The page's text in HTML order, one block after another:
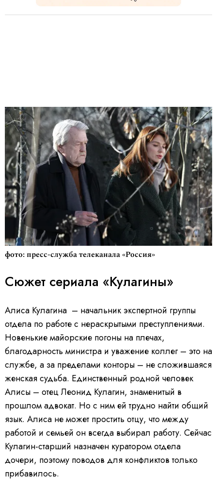
фото: пресс-служба телеканала «Россия»
Сюжет сериала «Кулагины»
Алиса Кулагина – начальник экспертной группы
отдела по работе с нераскрытыми преступлениями.
Новенькие майорские погоны на плечах,
благодарность министра и уважение коллег – это на
службе, а за пределами конторы – не сложившаяся
женская судьба. Единственный родной человек
Алисы – отец Леонид Кулагин, знаменитый в
прошлом адвокат. Но с ним ей трудно найти общий
язык. Алиса не может простить отцу, что между
работой и семьей он всегда выбирал работу. Сейчас
Кулагин-старший назначен куратором отдела
дочери, поэтому поводов для конфликтов только
прибавилось.